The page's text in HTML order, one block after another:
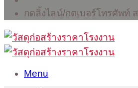
กดลิ้งไลน์/กดเบอร์โทรศัพท์
Menu